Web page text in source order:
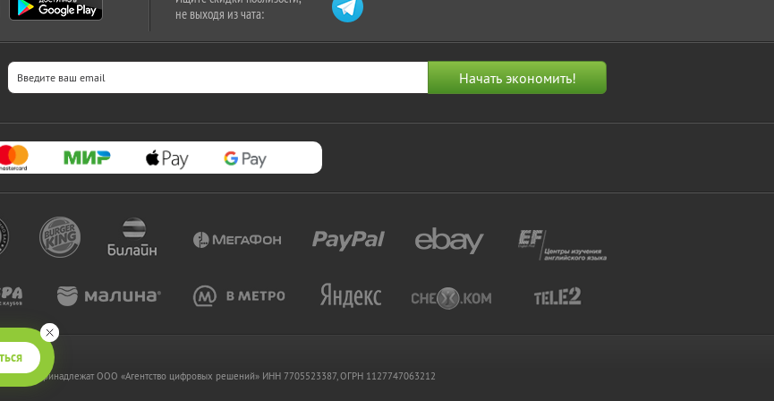
не выходя из чата:
принадлежат OOO «Агентство цифровых решений» ИНН 7705523387, ОГРН 1127747063212